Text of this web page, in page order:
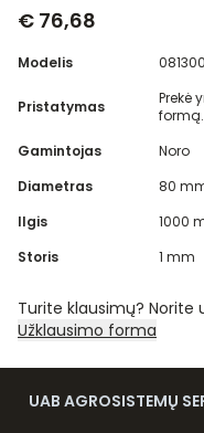
€ 76,68
Modelis
Pristatymas
Prekė
formą.
Gamintojas
Noro
Diametras
80
Ilgis
1000
Storis
1 mm
Turite klausimų? Norite
Užklausimo forma
UAB AGROSISTEMŲ